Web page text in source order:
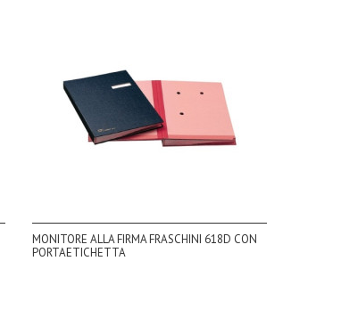
MONITORE ALLA FIRMA FRASCHINI 618D CON
PORTAETICHETTA